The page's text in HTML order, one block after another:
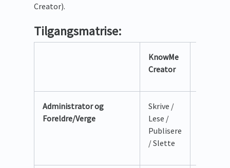
Creator).
Tilgangsmatrise:
KnowMe
Creator
Administrator og
Foreldre/Verge
Skrive /
Lese /
Publisere
/ Slette